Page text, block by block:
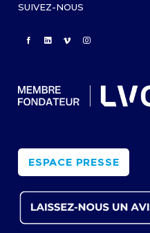
SUIVEZ-NOUS
ESPACE PRESSE